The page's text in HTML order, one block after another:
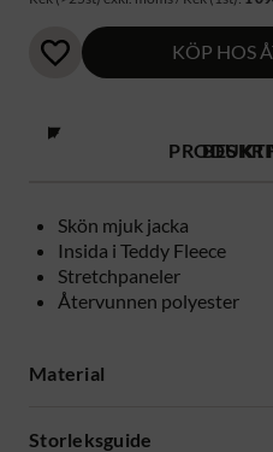
KÖP HOS
Skön mjuk jacka
Insida i Teddy Fleece
Stretchpaneler
Återvunnen polyester
Material
Storleksguide